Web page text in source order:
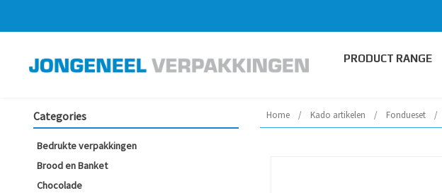
PRODUCT RANGE
Categories
Bedrukte verpakkingen
Brood en Banket
Chocolade
Home / Kado artikelen / Fondueset /